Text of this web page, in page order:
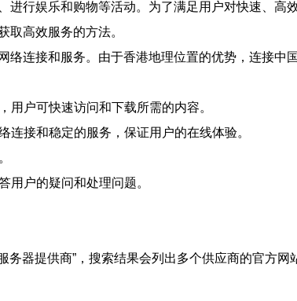
行娱乐和购物等活动。为了满足用户对快速、
取高效服务的方法。
连接和服务。由于香港地理位置的优势，连接
用户可快速访问和下载所需的内容。
接和稳定的服务，保证用户的在线体验。
用户的疑问和处理问题。
器提供商”，搜索结果会列出多个供应商的官方网